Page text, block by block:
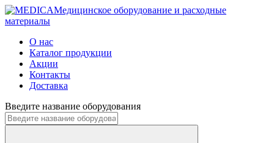
Медицинское оборудование и расходные
материалы
О нас
Каталог продукции
Акции
Контакты
Доставка
Введите название оборудования